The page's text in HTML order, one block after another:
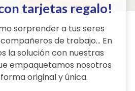
tarjetas regalo!
sorprender a tus seres
de trabajo... En
la solución con nuestras
empaquetamos nosotros
original y única.